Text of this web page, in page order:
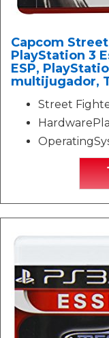
Capcom Street
PlayStation 3
ESP,
multijugador,
Street